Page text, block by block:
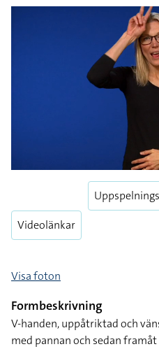
Videolänkar
Visa foton
Formbeskrivning
V-handen, uppåtriktad och
med pannan och sedan framåt